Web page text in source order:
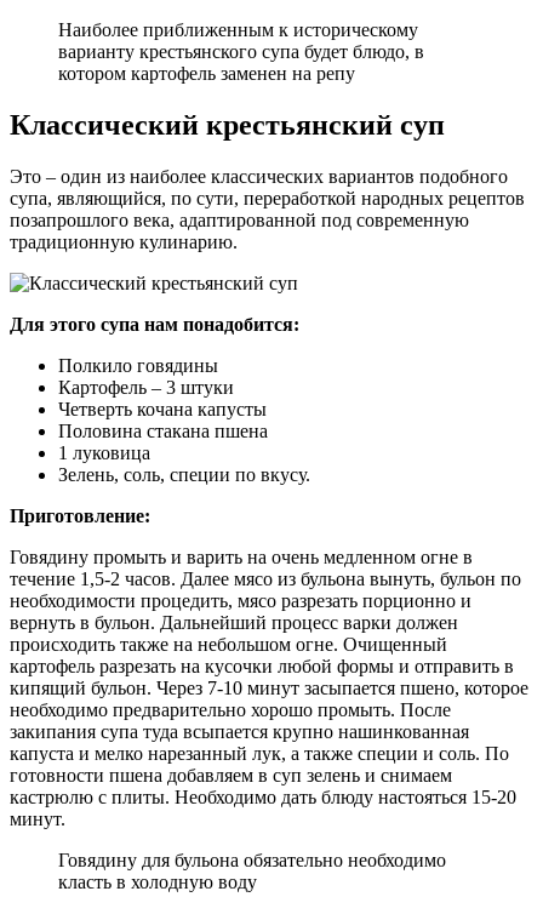
Наиболее приближенным к историческому
варианту крестьянского супа будет блюдо, в
котором картофель заменен на репу
Классический крестьянский суп
Это – один из наиболее классических вариантов подобного
супа, являющийся, по сути, переработкой народных рецептов
позапрошлого века, адаптированной под современную
традиционную кулинарию.
Для этого супа нам понадобится:
Полкило говядины
Картофель – 3 штуки
Четверть кочана капусты
Половина стакана пшена
1 луковица
Зелень, соль, специи по вкусу.
Приготовление:
Говядину промыть и варить на очень медленном огне в
течение 1,5-2 часов. Далее мясо из бульона вынуть, бульон по
необходимости процедить, мясо разрезать порционно и
вернуть в бульон. Дальнейший процесс варки должен
происходить также на небольшом огне. Очищенный
картофель разрезать на кусочки любой формы и отправить в
кипящий бульон. Через 7-10 минут засыпается пшено, которое
необходимо предварительно хорошо промыть. После
закипания супа туда всыпается крупно нашинкованная
капуста и мелко нарезанный лук, а также специи и соль. По
готовности пшена добавляем в суп зелень и снимаем
кастрюлю с плиты. Необходимо дать блюду настояться 15-20
минут.
Говядину для бульона обязательно необходимо
класть в холодную воду